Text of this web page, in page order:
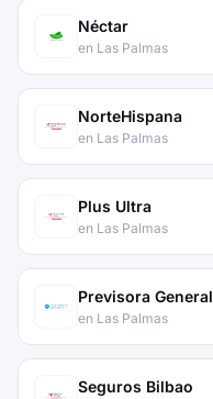
Néctar
en Las Palmas
NorteHispana
en Las Palmas
Plus Ultra
en Las Palmas
Previsora General
en Las Palmas
Seguros Bilbao